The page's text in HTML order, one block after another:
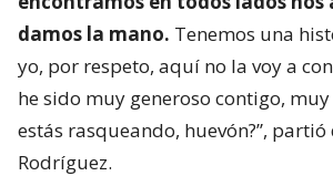
damos la mano. Tenemos una
yo, por respeto, aquí no la voy a
he sido muy generoso contigo, muy
estás rasqueando, huevón?”,
Rodríguez.